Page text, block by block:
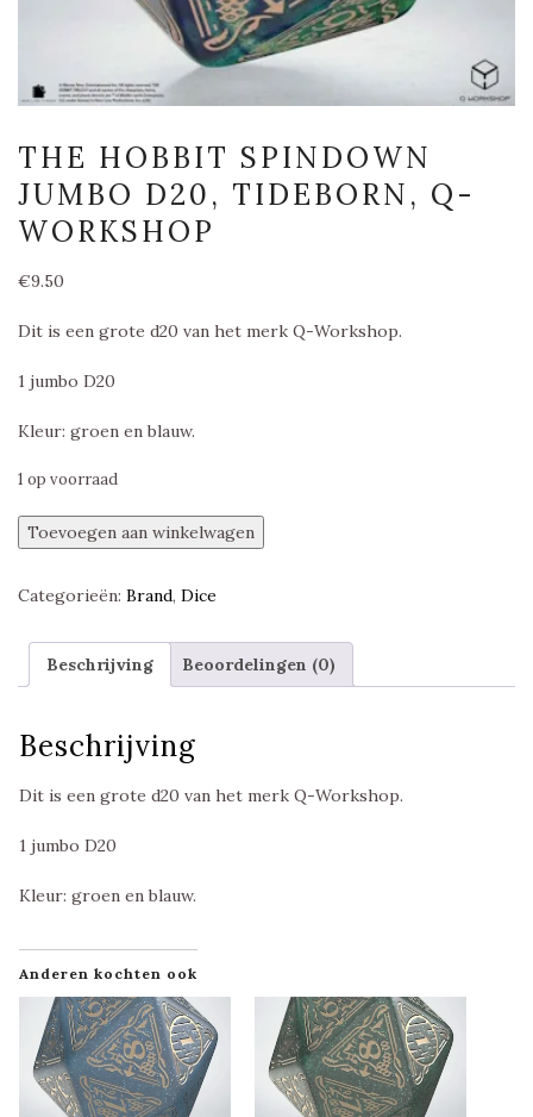
THE HOBBIT SPINDOWN
JUMBO D20, TIDEBORN, Q-
WORKSHOP
€9.50
Dit is een grote d20 van het merk Q-Workshop.
1 jumbo D20
Kleur: groen en blauw.
1 op voorraad
The
Hobbit
Jumbo
Tideborn,
Q-
aantal
Toevoegen aan winkelwagen
Categorieën: Brand, Dice
Beschrijving Beoordelingen (0)
Beschrijving
Dit is een grote d20 van het merk Q-Workshop.
1 jumbo D20
Kleur: groen en blauw.
Anderen kochten ook